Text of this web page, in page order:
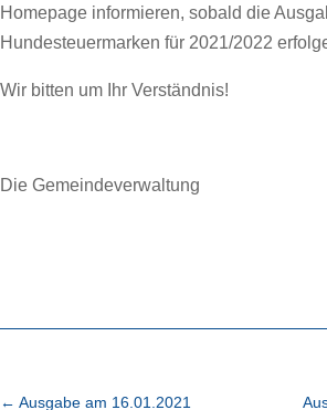
Homepage informieren, sobald die
Hundesteuermarken für 2021/2022
Wir bitten um Ihr Verständnis!
Die Gemeindeverwaltung
← Ausgabe am 16.01.2021